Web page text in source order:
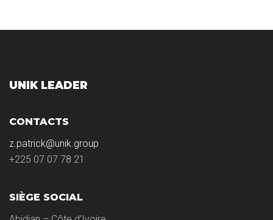
UNIK LEADER
CONTACTS
z.patrick@unik.group
+225 07 07 78 21
SIÈGE SOCIAL